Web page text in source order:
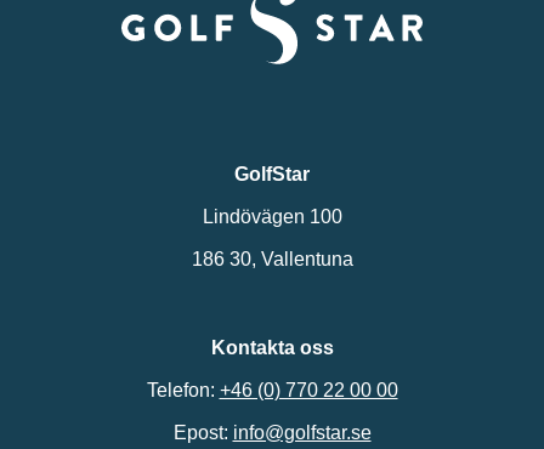
GolfStar
Lindövägen 100
186 30, Vallentuna
Kontakta oss
Telefon: +46 (0) 770 22 00 00
Epost: info@golfstar.se